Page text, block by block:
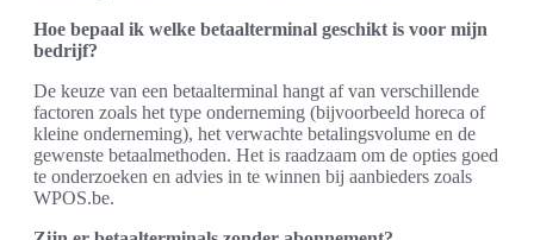
Hoe bepaal ik welke betaalterminal geschikt is voor mijn
bedrijf?
De keuze van een betaalterminal hangt af van verschillende
factoren zoals het type onderneming (bijvoorbeeld horeca of
kleine onderneming), het verwachte betalingsvolume en de
gewenste betaalmethoden. Het is raadzaam om de opties goed
te onderzoeken en advies in te winnen bij aanbieders zoals
WPOS.be.